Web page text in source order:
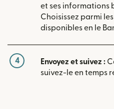
et ses informations
Choisissez parmi
disponibles en le
4 Envoyez et suivez :
suivez-le en temps